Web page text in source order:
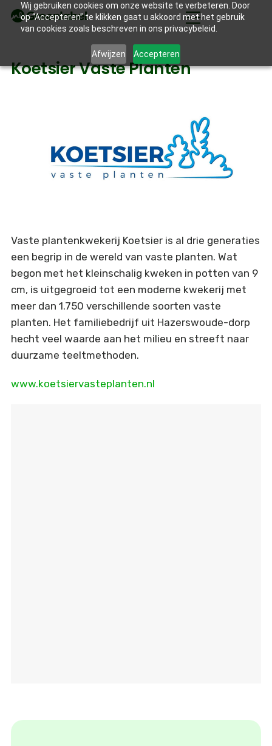
Wij gebruiken cookies om onze website te verbeteren. Door
op “Accepteren” te klikken gaat u akkoord met het gebruik
van cookies zoals beschreven in ons privacybeleid.
Afwijzen Accepteren
Koetsier Vaste Planten
Vaste plantenkwekerij Koetsier is al drie generaties
een begrip in de wereld van vaste planten. Wat
begon met het kleinschalig kweken in potten van 9
cm, is uitgegroeid tot een moderne kwekerij met
meer dan 1.750 verschillende soorten vaste
planten. Het familiebedrijf uit Hazerswoude-dorp
hecht veel waarde aan het milieu en streeft naar
duurzame teeltmethoden.
www.koetsiervasteplanten.nl